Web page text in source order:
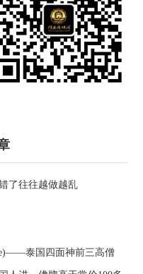
了往往越做越乱
泰国四面神前三高僧